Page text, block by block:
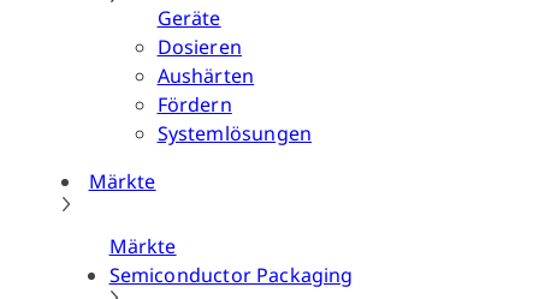
Geräte
Dosieren
Aushärten
Fördern
Systemlösungen
Märkte
Märkte
Semiconductor Packaging